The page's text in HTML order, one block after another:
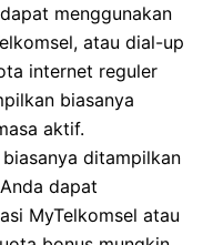
menggunakan
atau dial-up
internet reguler
biasanya
aktif.
ditampilkan
dapat
MyTelkomsel atau